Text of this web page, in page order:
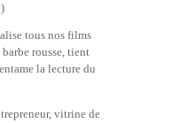
tous nos films
rousse, tient
la lecture du
vitrine de